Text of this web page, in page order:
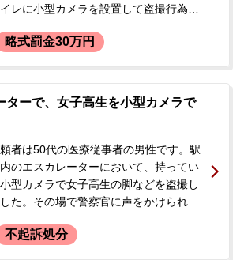
イレに小型カメラを設置して盗撮行為を
行為を10回ほど繰り返していたとのこ
付けた警察官から、清掃担当であった依
も事情を聞かれましたが、その際は咄
知らないと答え、関与を否定しまし
<br /> しかし、警察がカメラを押収し
め、自身の指紋などから犯行が特定さ
のは時間の問題だと考え、強い不安を
ました。逮捕されることへの恐怖を感
ました。
略式罰金30万円
ターで、女子高生を小型カメラで
者は50代の医療従事者の男性です。駅
のエスカレーターにおいて、持ってい
型カメラで女子高生の脚などを盗撮し
た。その場で警察官に声をかけられ、
は多数の余罪データが保存されていま
不起訴処分